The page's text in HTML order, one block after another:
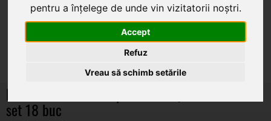
pentru a înțelege de unde vin vizitatorii noștri.
Accept
Refuz
Vreau să schimb setările
Fluturasi lemn color pentru aranjamente florale
set 18 buc